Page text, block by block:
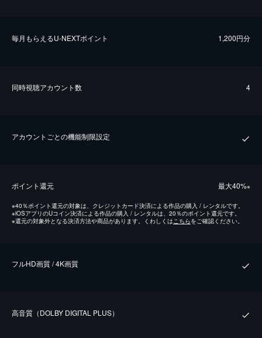
毎⽉もらえるU-NEXTポイント 1,200円分
同時視聴アカウント数 4
アカウントごとの機能制限設定
ポイント還元 最⼤40%※
※40％ポイント還元の対象は、クレジットカード決済による作品の購入 / レンタルです。
※iOSアプリのUコイン決済による作品の購入 / レンタルは、20％のポイント還元です。
※還元の対象外となる決済方法や商品があります。くわしくはこちらをご確認ください。
フルHD画質 / 4K画質
⾼⾳質（DOLBY DIGITAL PLUS）